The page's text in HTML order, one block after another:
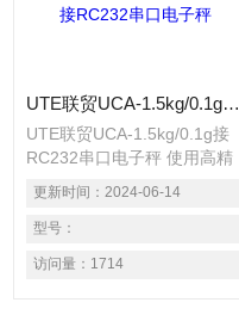
UTE联贸UCA-1.5kg/0.1g接RC232串口电子秤
UTE联贸UCA-1.5kg/0.1g接
RC232串口电子秤 使用高精
度传感器,精度达
1/15000~1/30000. 采用大型
液晶显示,明显易读. 交直流两
用配备充电电池. 内置重量单
位可选择kg/1b. 具备自动归
更新时间： 2024-06-14
型号：
访问量： 1714